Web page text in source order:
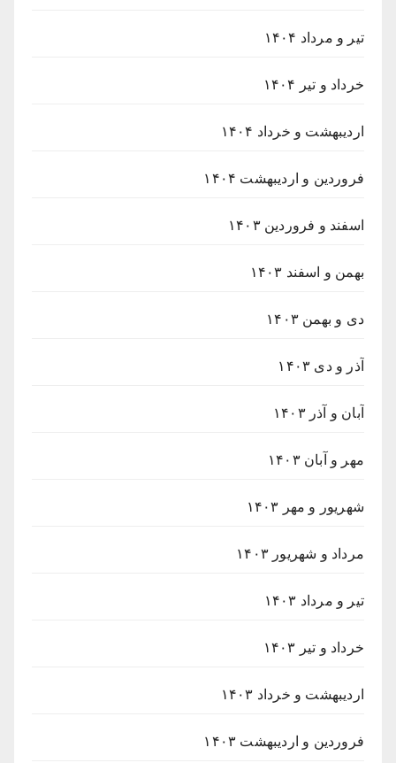
تیر و مرداد ۱۴۰۴
خرداد و تیر ۱۴۰۴
اردیبهشت و خرداد ۱۴۰۴
فروردین و اردیبهشت ۱۴۰۴
اسفند و فروردین ۱۴۰۳
بهمن و اسفند ۱۴۰۳
دی و بهمن ۱۴۰۳
آذر و دی ۱۴۰۳
آبان و آذر ۱۴۰۳
مهر و آبان ۱۴۰۳
شهریور و مهر ۱۴۰۳
مرداد و شهریور ۱۴۰۳
تیر و مرداد ۱۴۰۳
خرداد و تیر ۱۴۰۳
اردیبهشت و خرداد ۱۴۰۳
فروردین و اردیبهشت ۱۴۰۳